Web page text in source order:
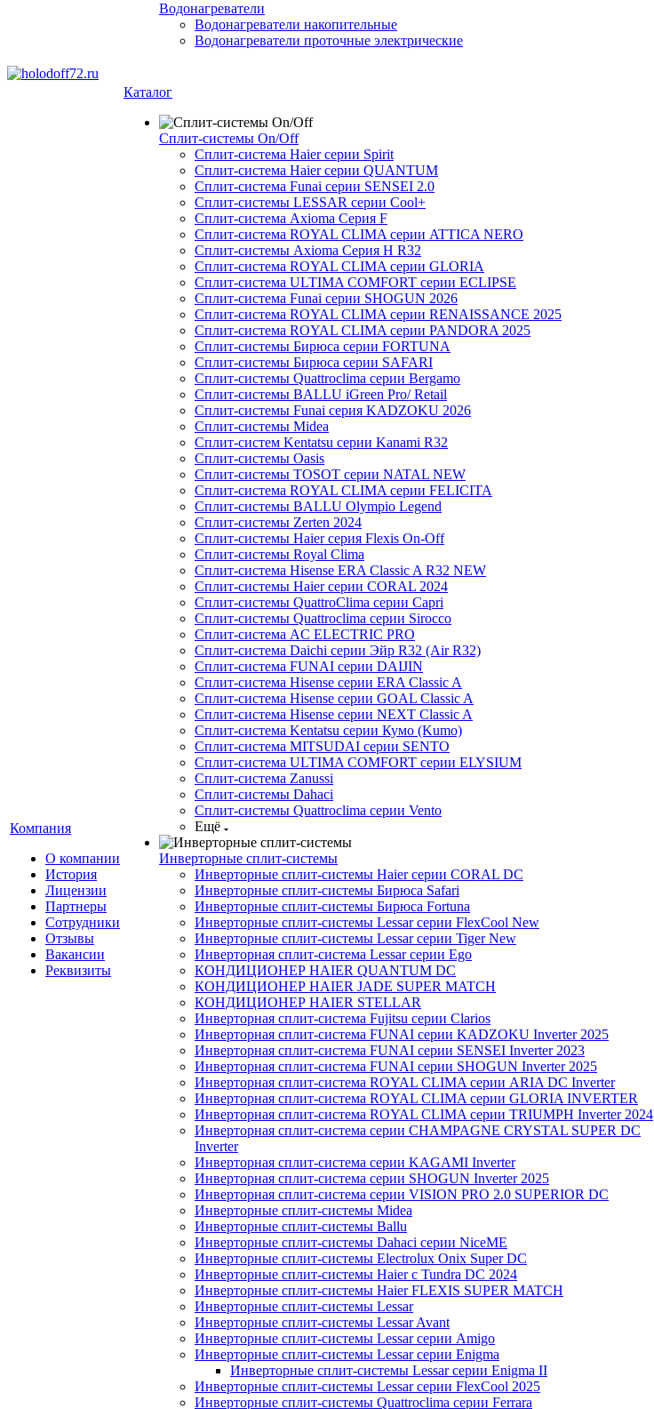
Водонагреватели
Водонагреватели накопительные
Водонагреватели проточные электрические
Компания
О компании
История
Лицензии
Партнеры
Сотрудники
Отзывы
Вакансии
Реквизиты
Каталог
Сплит-системы On/Off
Сплит-система Haier серии Spirit
Сплит-система Haier серии QUANTUM
Сплит-система Funai серии SENSEI 2.0
Сплит-системы LESSAR серии Cool+
Сплит-система Axioma Серия F
Сплит-система ROYAL CLIMA серии ATTICA NERO
Сплит-системы Axioma Серия H R32
Сплит-система ROYAL CLIMA серии GLORIA
Сплит-система ULTIMA COMFORT серии ECLIPSE
Сплит-система Funai серии SHOGUN 2026
Сплит-система ROYAL CLIMA серии RENAISSANCE 2025
Сплит-система ROYAL CLIMA серии PANDORA 2025
Сплит-системы Бирюса серии FORTUNA
Сплит-системы Бирюса серии SAFARI
Сплит-системы Quattroclima серии Bergamo
Сплит-системы BALLU iGreen Pro/ Retail
Сплит-системы Funai серия KADZOKU 2026
Сплит-системы Midea
Сплит-систем Kentatsu серии Kanami R32
Сплит-системы Oasis
Сплит-системы TOSOT серии NATAL NEW
Сплит-система ROYAL CLIMA серии FELICITA
Сплит-системы BALLU Olympio Legend
Сплит-системы Zerten 2024
Сплит-системы Haier серия Flexis On-Off
Сплит-системы Royal Clima
Сплит-система Hisense ERA Classic A R32 NEW
Сплит-системы Haier cерии CORAL 2024
Сплит-системы QuattroClima серии Capri
Сплит-системы Quattroclima серии Sirocco
Сплит-система AC ELECTRIC PRO
Сплит-система Daichi серии Эйр R32 (Air R32)
Сплит-система FUNAI серии DAIJIN
Сплит-система Hisense серии ERA Classic A
Сплит-система Hisense серии GOAL Classic A
Сплит-система Hisense серии NEXT Classic A
Сплит-система Kentatsu серии Кумо (Kumo)
Сплит-система MITSUDAI серии SENTO
Сплит-система ULTIMA COMFORT серии ELYSIUM
Сплит-система Zanussi
Сплит-системы Dahaci
Сплит-системы Quattroclima серии Vento
Ещё
Инверторные сплит-системы
Инверторные сплит-системы Haier серии CORAL DC
Инверторные сплит-системы Бирюса Safari
Инверторные сплит-системы Бирюса Fortuna
Инверторные сплит-системы Lessar серии FlexCool New
Инверторные сплит-системы Lessar серии Tiger New
Инверторная сплит-система Lessar серии Ego
КОНДИЦИОНЕР HAIER QUANTUM DC
КОНДИЦИОНЕР HAIER JADE SUPER MATCH
КОНДИЦИОНЕР HAIER STELLAR
Инверторная сплит-система Fujitsu серии Clarios
Инверторная сплит-система FUNAI серии KADZOKU Inverter 2025
Инверторная сплит-система FUNAI серии SENSEI Inverter 2023
Инверторная сплит-система FUNAI серии SHOGUN Inverter 2025
Инверторная сплит-система ROYAL CLIMA серии ARIA DC Inverter
Инверторная сплит-система ROYAL CLIMA серии GLORIA INVERTER
Инверторная сплит-система ROYAL CLIMA серии TRIUMPH Inverter 2024
Инверторная сплит-система серии CHAMPAGNE CRYSTAL SUPER DC
Inverter
Инверторная сплит-система серии KAGAMI Inverter
Инверторная сплит-система серии SHOGUN Inverter 2025
Инверторная сплит-система серии VISION PRO 2.0 SUPERIOR DC
Инверторные сплит-системы Midea
Инверторные сплит-системы Ballu
Инверторные сплит-системы Dahaci серии NiceME
Инверторные сплит-системы Electrolux Onix Super DC
Инверторные сплит-системы Haier c Tundra DC 2024
Инверторные сплит-системы Haier FLEXIS SUPER MATCH
Инверторные сплит-системы Lessar
Инверторные сплит-системы Lessar Avant
Инверторные сплит-системы Lessar серии Amigo
Инверторные сплит-системы Lessar серии Enigma
Инверторные сплит-системы Lessar серии Enigma II
Инверторные сплит-системы Lessar серии FlexCool 2025
Инверторные сплит-системы Quattroclima серии Ferrara